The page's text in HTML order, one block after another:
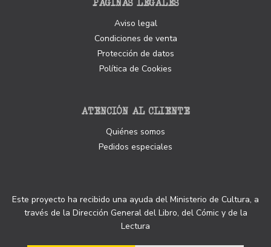
PÁGINAS LEGALES
Aviso legal
Condiciones de venta
Protección de datos
Política de Cookies
ATENCIÓN AL CLIENTE
Quiénes somos
Pedidos especiales
Este proyecto ha recibido una ayuda del Ministerio de Cultura, a
través de la Dirección General del Libro, del Cómic y de la
Lectura